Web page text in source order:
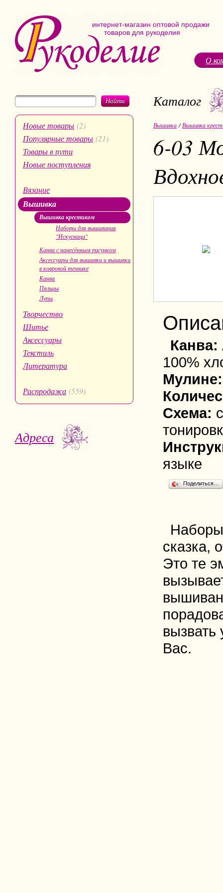
интернет-магазин оптовой продажи
товаров для рукоделия
О
Найти
Новые товары (2)
Популярные товары (21)
Товары в пути
Новые поступления
Вязание
Вышивка
Вышивка крестиком
Наборы для вышивания
"Искусница"
Канва с нанесённым рисунком
Аксессуары для вышивки и вышивки
в ковровой технике
Канва
Пяльцы
Лупы
Творчество
Шитье
Аксессуары
Текстиль
Литература
Распродажа (559)
Адреса
Каталог
Вышивка /Вышивка
6-03
Канва:
100%
Схема:
языке
Поделиться…
сказка,
Это те
вызвать
Вас.